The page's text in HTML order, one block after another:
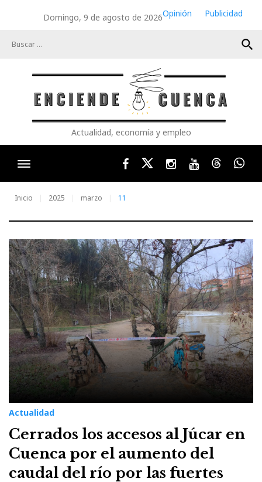
Domingo, 9 de agosto de 2026Opinión
Publicidad
search
Actualidad, economía y empleo
FacebookTwitterInstagram
YoutubeThreads
Inicio 2025 marzo 11
Día:
11
de
marzo
de
2025
Actualidad
Cerrados los accesos al Júcar en
Cuenca por el aumento del
caudal del río por las fuertes